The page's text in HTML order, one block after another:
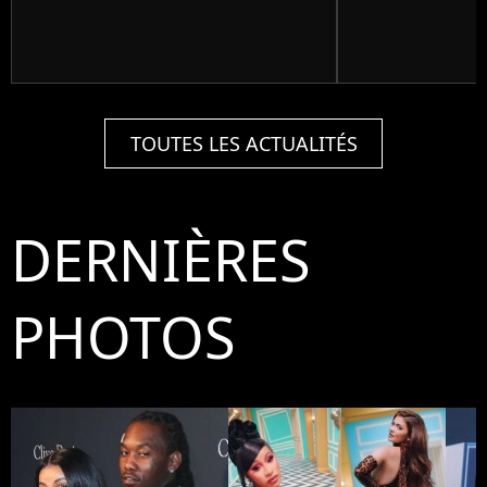
TOUTES LES ACTUALITÉS
DERNIÈRES
PHOTOS